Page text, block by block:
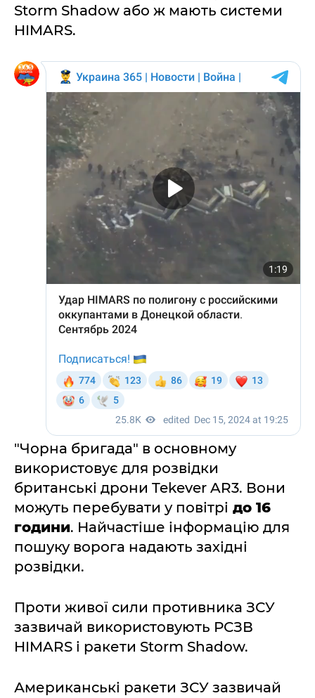
Storm Shadow або ж мають системи
HIMARS.
"Чорна бригада" в основному
використовує для розвідки
британські дрони Tekever AR3. Вони
можуть перебувати у повітрі до 16
години. Найчастіше інформацію для
пошуку ворога надають західні
розвідки.
Проти живої сили противника ЗСУ
зазвичай використовують РСЗВ
HIMARS і ракети Storm Shadow.
Американські ракети ЗСУ зазвичай